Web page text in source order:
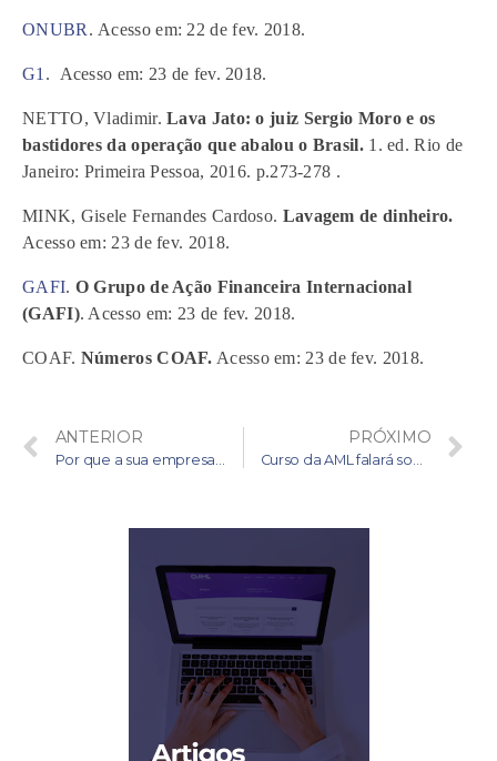
ONUBR . Acesso em: 22 de fev. 2018.
G1 . Acesso em: 23 de fev. 2018.
NETTO, Vladimir.Lava Jato: o juiz Sergio Moro e os
bastidores da operação que abalou o Brasil. 1. ed. Rio de
Janeiro: Primeira Pessoa, 2016. p.273-278 .
MINK, Gisele Fernandes Cardoso. Lavagem de dinheiro.
Acesso em: 23 de fev. 2018.
GAFI. O Grupo de Ação Financeira Internacional
(GAFI). Acesso em: 23 de fev. 2018.
COAF. Números COAF. Acesso em: 23 de fev. 2018.
ANTERIOR
Por que a sua empresa precisa investir no monitoramento de notícias?
PRÓXIMO
Curso da AML falará sobre as melhores práticas de PLD-FT